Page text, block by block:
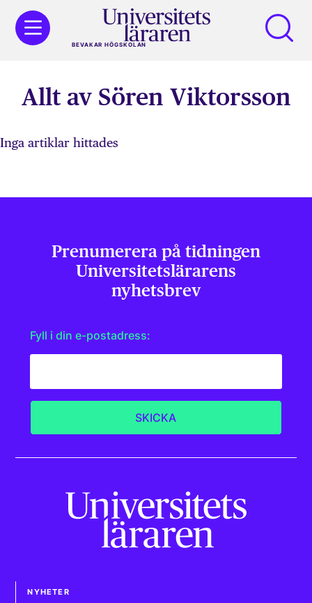
BEVAKAR HÖGSKOLAN
Allt av Sören Viktorsson
Inga artiklar hittades
Prenumerera på tidningen
Universitets­lärarens
nyhetsbrev
Fyll i din e-postadress:
NYHETER